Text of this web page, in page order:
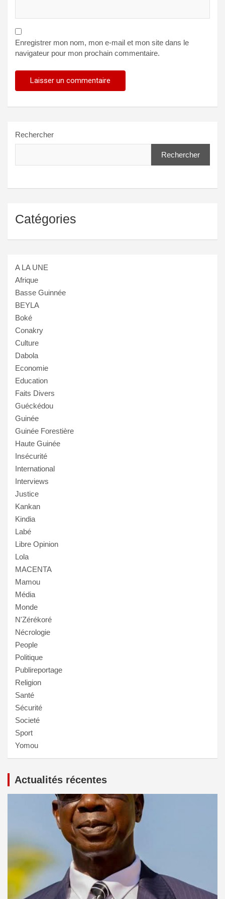
Enregistrer mon nom, mon e-mail et mon site dans le
navigateur pour mon prochain commentaire.
Rechercher
Rechercher
Catégories
A LA UNE
Afrique
Basse Guinnée
BEYLA
Boké
Conakry
Culture
Dabola
Economie
Education
Faits Divers
Guéckédou
Guinée
Guinée Forestière
Haute Guinée
Insécurité
International
Interviews
Justice
Kankan
Kindia
Labé
Libre Opinion
Lola
MACENTA
Mamou
Média
Monde
N'Zérékoré
Nécrologie
People
Politique
Publireportage
Religion
Santé
Sécurité
Societé
Sport
Yomou
Actualités récentes